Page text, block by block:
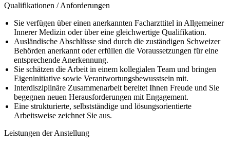
Qualifikationen / Anforderungen
Sie verfügen über einen anerkannten Facharzttitel in Allgemeiner
Innerer Medizin oder über eine gleichwertige Qualifikation.
Ausländische Abschlüsse sind durch die zuständigen Schweizer
Behörden anerkannt oder erfüllen die Voraussetzungen für eine
entsprechende Anerkennung.
Sie schätzen die Arbeit in einem kollegialen Team und bringen
Eigeninitiative sowie Verantwortungsbewusstsein mit.
Interdisziplinäre Zusammenarbeit bereitet Ihnen Freude und Sie
begegnen neuen Herausforderungen mit Engagement.
Eine strukturierte, selbstständige und lösungsorientierte
Arbeitsweise zeichnet Sie aus.
Leistungen der Anstellung